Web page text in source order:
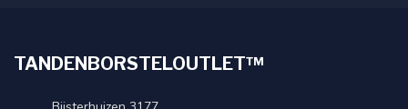
TANDENBORSTELOUTLET™